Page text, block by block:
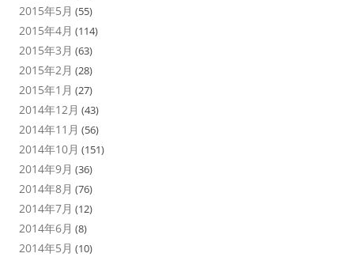
2015年5月 (55)
2015年4月 (114)
2015年3月 (63)
2015年2月 (28)
2015年1月 (27)
2014年12月 (43)
2014年11月 (56)
2014年10月 (151)
2014年9月 (36)
2014年8月 (76)
2014年7月 (12)
2014年6月 (8)
2014年5月 (10)